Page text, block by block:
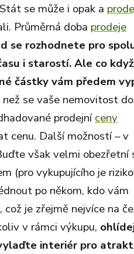
se může i opak a
Průměrná doba prodeje
se rozhodnete pro
i starostí.Ale co když
částky vám předem
se vaše nemovitost
prodejníceny
cenu. Další možností – v
však velmi obezřetní
(pro vykupujícího je
po někom, kdo vám
je zřejmě nejvíce na
v rámci výkupu,
interiér pro